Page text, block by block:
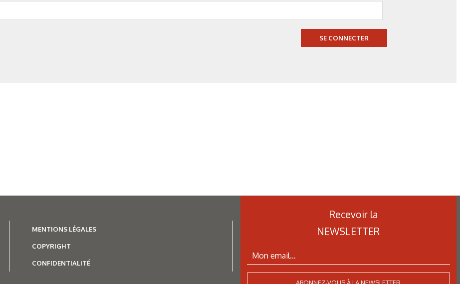
N°500 - Mai / Juin 2026
Simulation numériqueSE CONNECTER
MENTIONS LÉGALES
COPYRIGHT
CONFIDENTIALITÉ
Recevoir la
NEWSLETTER